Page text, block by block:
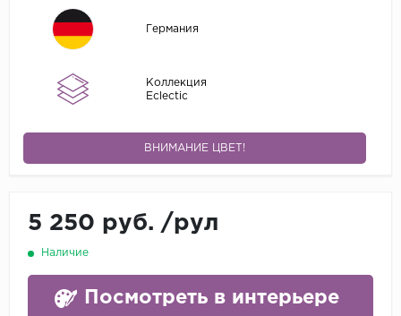
Германия
Коллекция
Eclectic
ВНИМАНИЕ ЦВЕТ!
5 250 руб. /рул
Наличие
Посмотреть в интерьере